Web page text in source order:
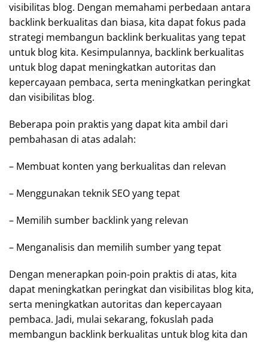
visibilitas blog. Dengan memahami perbedaan antara
backlink berkualitas dan biasa, kita dapat fokus pada
strategi membangun backlink berkualitas yang tepat
untuk blog kita. Kesimpulannya, backlink berkualitas
untuk blog dapat meningkatkan autoritas dan
kepercayaan pembaca, serta meningkatkan peringkat
dan visibilitas blog.
Beberapa poin praktis yang dapat kita ambil dari
pembahasan di atas adalah:
– Membuat konten yang berkualitas dan relevan
– Menggunakan teknik SEO yang tepat
– Memilih sumber backlink yang relevan
– Menganalisis dan memilih sumber yang tepat
Dengan menerapkan poin-poin praktis di atas, kita
dapat meningkatkan peringkat dan visibilitas blog kita,
serta meningkatkan autoritas dan kepercayaan
pembaca. Jadi, mulai sekarang, fokuslah pada
membangun backlink berkualitas untuk blog kita dan